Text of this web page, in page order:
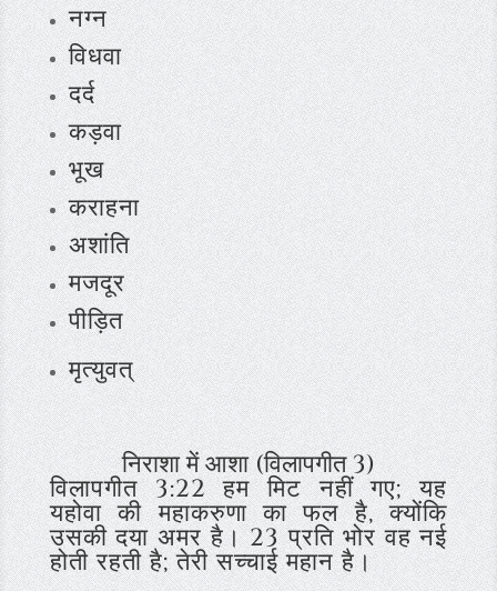
नग्न
विधवा
दर्द
कड़वा
भूख
कराहना
अशांति
मजदूर
पीड़ित
मृत्‍युवत्
निराशा में आशा (विलापगीत 3)
विलापगीत 3:22 हम मिट नहीं गए; यह
यहोवा की महाकरुणा का फल है, क्योंकि
उसकी दया अमर है। 23 प्रति भोर वह नई
होती रहती है; तेरी सच्चाई महान है।